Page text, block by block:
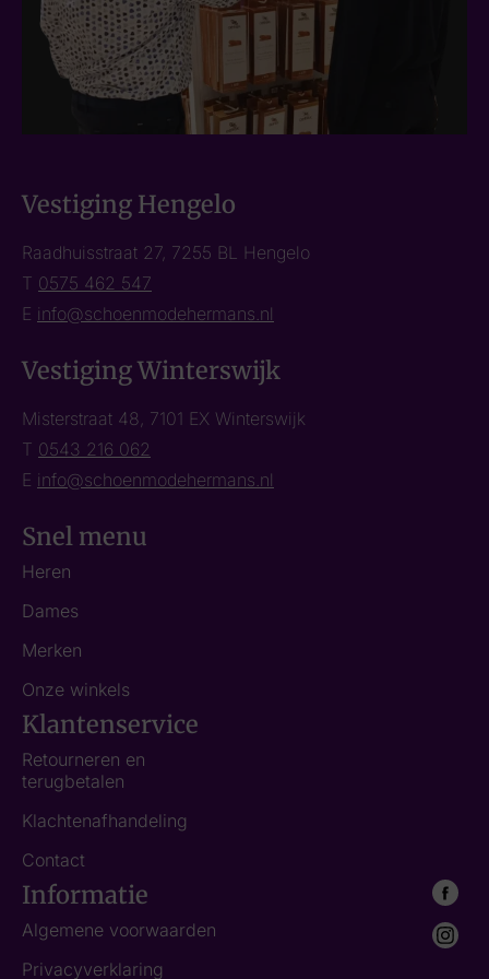
Vestiging Hengelo
Raadhuisstraat 27, 7255 BL Hengelo
T 0575 462 547
E info@schoenmodehermans.nl
Vestiging Winterswijk
Misterstraat 48, 7101 EX Winterswijk
T 0543 216 062
E info@schoenmodehermans.nl
Snel menu
Heren
Dames
Merken
Onze winkels
Klantenservice
Retourneren en
terugbetalen
Klachtenafhandeling
Contact
Informatie
Algemene voorwaarden
Privacyverklaring